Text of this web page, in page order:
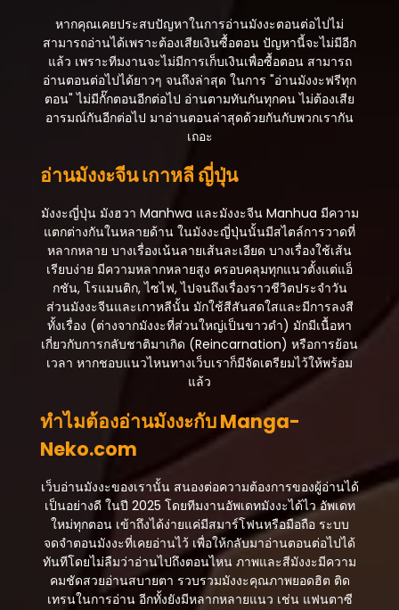
ตอนที่ 46
สิงหาคม 20, 2025
ตอนที่ 45
สิงหาคม 20, 2025
สิงหาคม 20, 2025
ตอนที่ 43
สิงหาคม 20, 2025
ตอนที่ 42
สิงหาคม 20, 2025
ตอนที่ 41
สิงหาคม 20, 2025
ตอนที่ 39
สิงหาคม 20, 2025
ตอนที่ 38
สิงหาคม 20, 2025
ตอนที่ 37
สิงหาคม 20, 2025
ตอนที่ 36
หากคุณเคยประสบปัญหาในการอ่านมังงะตอนต่อไปไม่
สามารถอ่านได้เพราะต้องเสียเงินซื้อตอน ปัญหานี้จะไม่มีอีก
แล้ว เพราะทีมงานจะไม่มีการเก็บเงินเพื่อซื้อตอน สามารถ
อ่านตอนต่อไปได้ยาวๆ จนถึงล่าสุด ในการ "อ่านมังงะฟรีทุก
ตอน" ไม่มีกั๊กตอนอีกต่อไป อ่านตามทันกันทุกคน ไม่ต้องเสีย
อารมณ์กันอีกต่อไป มาอ่านตอนล่าสุดด้วยกันกับพวกเรากัน
เถอะ
อ่านมังงะจีน เกาหลี ญี่ปุ่น
มังงะญี่ปุ่น มังฮวา Manhwa และมังงะจีน Manhua มีความ
แตกต่างกันในหลายด้าน ในมังงะญี่ปุ่นนั้นมีสไตล์การวาดที่
หลากหลาย บางเรื่องเน้นลายเส้นละเอียด บางเรื่องใช้เส้น
เรียบง่าย มีความหลากหลายสูง ครอบคลุมทุกแนวตั้งแต่แอ็
กชัน, โรแมนติก, ไซไฟ, ไปจนถึงเรื่องราวชีวิตประจำวัน
ส่วนมังงะจีนและเกาหลีนั้น มักใช้สีสันสดใสและมีการลงสี
ทั้งเรื่อง (ต่างจากมังงะที่ส่วนใหญ่เป็นขาวดำ) มักมีเนื้อหา
เกี่ยวกับการกลับชาติมาเกิด (Reincarnation) หรือการย้อน
เวลา หากชอบแนวไหนทางเว็บเราก็มีจัดเตรียมไว้ให้พร้อม
แล้ว
ทำไมต้องอ่านมังงะกับ Manga-
Neko.com
เว็บอ่านมังงะของเรานั้น สนองต่อความต้องการของผู้อ่านได้
เป็นอย่างดี ในปี 2025 โดยทีมงานอัพเดทมังงะได้ไว อัพเดท
ใหม่ทุกตอน เข้าถึงได้ง่ายแค่มีสมาร์โฟนหรือมือถือ ระบบ
จดจำตอนมังงะที่เคยอ่านไว้ เพื่อให้กลับมาอ่านตอนต่อไปได้
ทันทีโดยไม่ลืมว่าอ่านไปถึงตอนไหน ภาพและสีมังงะมีความ
คมชัดสวยอ่านสบายตา รวบรวมมังงะคุณภาพยอดฮิต ติด
เทรนในการอ่าน อีกทั้งยังมีหลากหลายแนว เช่น แฟนตาซี